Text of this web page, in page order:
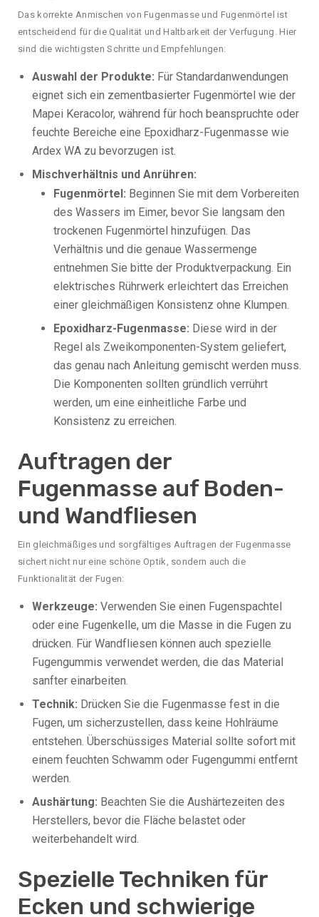
Das korrekte Anmischen von Fugenmasse und Fugenmörtel ist
entscheidend für die Qualität und Haltbarkeit der Verfugung. Hier
sind die wichtigsten Schritte und Empfehlungen:
Auswahl der Produkte: Für Standardanwendungen
eignet sich ein zementbasierter Fugenmörtel wie der
Mapei Keracolor, während für hoch beanspruchte oder
feuchte Bereiche eine Epoxidharz-Fugenmasse wie
Ardex WA zu bevorzugen ist.
Mischverhältnis und Anrühren:
Fugenmörtel: Beginnen Sie mit dem Vorbereiten
des Wassers im Eimer, bevor Sie langsam den
trockenen Fugenmörtel hinzufügen. Das
Verhältnis und die genaue Wassermenge
entnehmen Sie bitte der Produktverpackung. Ein
elektrisches Rührwerk erleichtert das Erreichen
einer gleichmäßigen Konsistenz ohne Klumpen.
Epoxidharz-Fugenmasse: Diese wird in der
Regel als Zweikomponenten-System geliefert,
das genau nach Anleitung gemischt werden muss.
Die Komponenten sollten gründlich verrührt
werden, um eine einheitliche Farbe und
Konsistenz zu erreichen.
Auftragen der
Fugenmasse auf Boden-
und Wandfliesen
Ein gleichmäßiges und sorgfältiges Auftragen der Fugenmasse
sichert nicht nur eine schöne Optik, sondern auch die
Funktionalität der Fugen:
Werkzeuge: Verwenden Sie einen Fugenspachtel
oder eine Fugenkelle, um die Masse in die Fugen zu
drücken. Für Wandfliesen können auch spezielle
Fugengummis verwendet werden, die das Material
sanfter einarbeiten.
Technik: Drücken Sie die Fugenmasse fest in die
Fugen, um sicherzustellen, dass keine Hohlräume
entstehen. Überschüssiges Material sollte sofort mit
einem feuchten Schwamm oder Fugengummi entfernt
werden.
Aushärtung: Beachten Sie die Aushärtezeiten des
Herstellers, bevor die Fläche belastet oder
weiterbehandelt wird.
Spezielle Techniken für
Ecken und schwierige